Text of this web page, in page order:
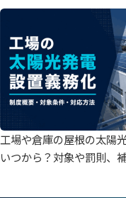
工場や倉庫の屋根の太陽
いつから？対象や罰則、